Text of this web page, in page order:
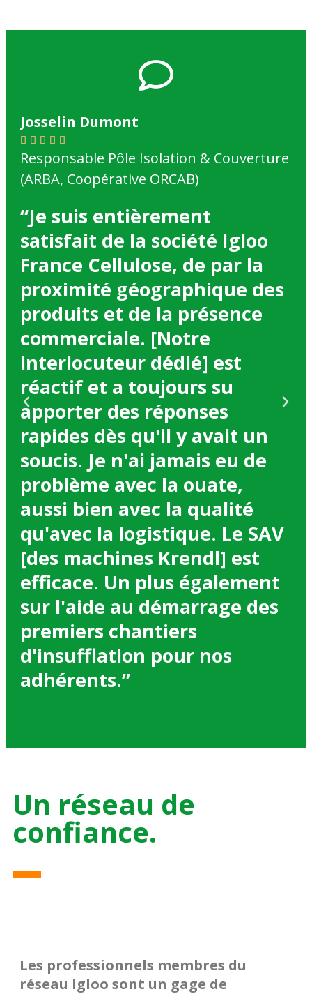
Josselin Dumont
    
Responsable Pôle Isolation & Couverture
(ARBA, Coopérative ORCAB)
“Je suis entièrement
satisfait de la société Igloo
France Cellulose, de par la
proximité géographique des
produits et de la présence
commerciale. [Notre
interlocuteur dédié] est
réactif et a toujours su
apporter des réponses
rapides dès qu'il y avait un
soucis. Je n'ai jamais eu de
problème avec la ouate,
aussi bien avec la qualité
qu'avec la logistique. Le SAV
[des machines Krendl] est
efficace. Un plus également
sur l'aide au démarrage des
premiers chantiers
d'insufflation pour nos
adhérents.”
Un réseau de
confiance.
Les professionnels membres du
réseau Igloo sont un gage de